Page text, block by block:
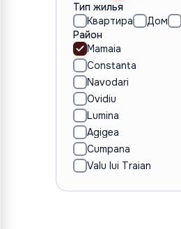
Тип жилья
Квартира
Дом
Район
Mamaia
Constanta
Navodari
Ovidiu
Lumina
Agigea
Cumpana
Valu lui Traian